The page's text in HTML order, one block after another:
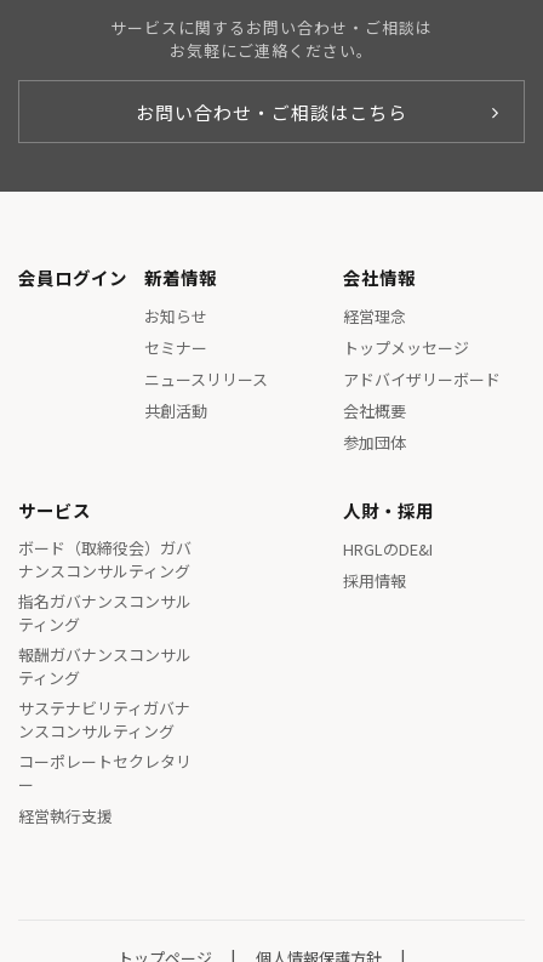
サービスに関するお問い合わせ・ご相談は
お気軽にご連絡ください。
お問い合わせ・ご相談はこちら
新着情報
お知らせ
セミナー
ニュースリリース
共創活動
会社情報
経営理念
トップメッセージ
アドバイザリーボード
会社概要
参加団体
サービス
ボード（取締役会）ガバ
ナンスコンサルティング
指名ガバナンスコンサル
ティング
報酬ガバナンスコンサル
ティング
サステナビリティガバナ
ンスコンサルティング
コーポレートセクレタリ
ー
経営執行支援
人財・採用
HRGLのDE&I
採用情報
会員ログイン